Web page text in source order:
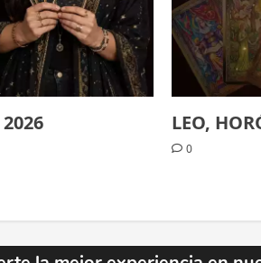
LEO,
0